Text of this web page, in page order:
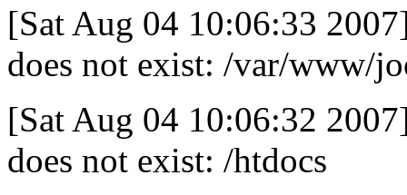
[Sat Aug 04 10:06:33
does not exist: /var/www/
[Sat Aug 04 10:06:32
does not exist: /htdocs